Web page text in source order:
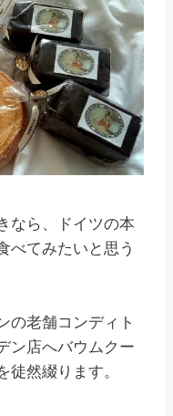
なら、ドイツの本
べてみたいと思う
の老舗コンディト
ン店へバウムクー
然綴ります。